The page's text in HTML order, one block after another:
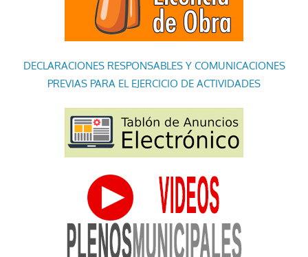
DECLARACIONES RESPONSABLES Y COMUNICACIONES
PREVIAS PARA EL EJERCICIO DE ACTIVIDADES